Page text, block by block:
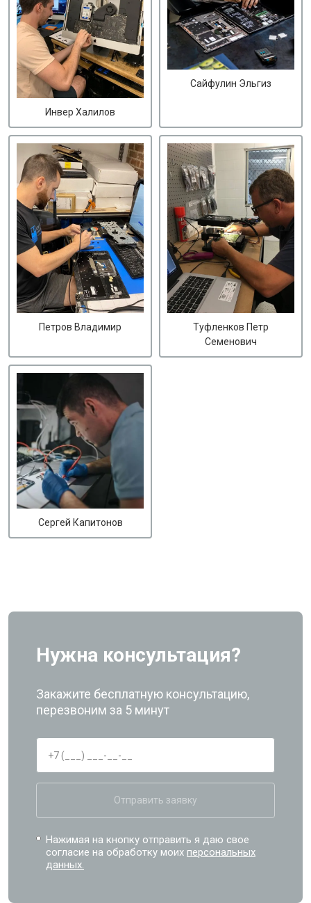
Инвер Халилов
Сайфулин Эльгиз
Петров Владимир
Туфленков Петр
Семенович
Сергей Капитонов
Нужна консультация?
Закажите бесплатную консультацию,
перезвоним за 5 минут
Отправить заявку
Нажимая на кнопку отправить я даю свое
согласие на обработку моихперсональных
данных.